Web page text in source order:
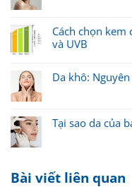
Cách chọn kem
và UVB
Da khô:
Tại sao da của
Bài viết liên quan